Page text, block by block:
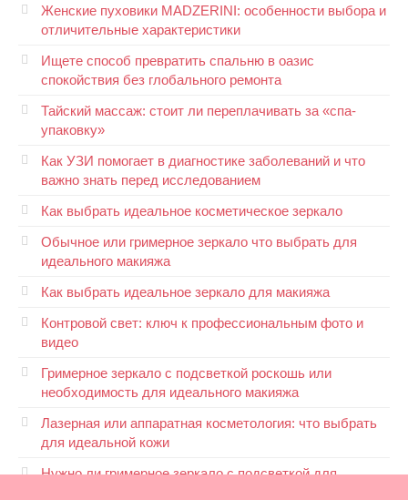
Женские пуховики MADZERINI: особенности выбора и
отличительные характеристики
Ищете способ превратить спальню в оазис
спокойствия без глобального ремонта
Тайский массаж: стоит ли переплачивать за «спа-
упаковку»
Как УЗИ помогает в диагностике заболеваний и что
важно знать перед исследованием
Как выбрать идеальное косметическое зеркало
Обычное или гримерное зеркало что выбрать для
идеального макияжа
Как выбрать идеальное зеркало для макияжа
Контровой свет: ключ к профессиональным фото и
видео
Гримерное зеркало с подсветкой роскошь или
необходимость для идеального макияжа
Лазерная или аппаратная косметология: что выбрать
для идеальной кожи
Нужно ли гримерное зеркало с подсветкой для